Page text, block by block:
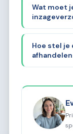
Wat moet
Hoe stel je